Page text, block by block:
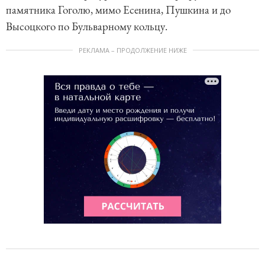
памятника Гоголю, мимо Есенина, Пушкина и до
Высоцкого по Бульварному кольцу.
РЕКЛАМА – ПРОДОЛЖЕНИЕ НИЖЕ